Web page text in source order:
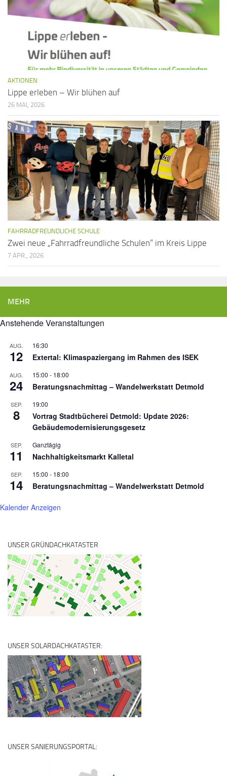
AKTIONEN
Lippe erleben – Wir blühen auf
26 MAI, 2026
FAHRRADFREUNDLICHE SCHULE
Zwei neue „Fahrradfreundliche Schulen“ im Kreis Lippe
7 APR., 2026
MEHR
Anstehende Veranstaltungen
AUG.
12
16:30
Extertal: Klimaspaziergang im Rahmen des ISEK
AUG.
24
15:00 - 18:00
Beratungsnachmittag – Wandelwerkstatt Detmold
SEP.
8
19:00
Vortrag Stadtbücherei Detmold: Update 2026:
Gebäudemodernisierungsgesetz
SEP.
11
Ganztägig
Nachhaltigkeitsmarkt Kalletal
SEP.
14
15:00 - 18:00
Beratungsnachmittag – Wandelwerkstatt Detmold
Kalender Anzeigen
UNSER GRÜNDACHKATASTER
UNSER SOLARDACHKATASTER:
UNSER SANIERUNGSPORTAL: